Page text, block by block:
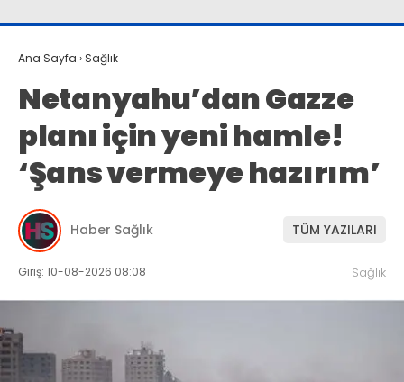
Ana Sayfa › Sağlık
Netanyahu’dan Gazze
planı için yeni hamle!
‘Şans vermeye hazırım’
Haber Sağlık TÜM YAZILARI
Giriş: 10-08-2026 08:08 Sağlık